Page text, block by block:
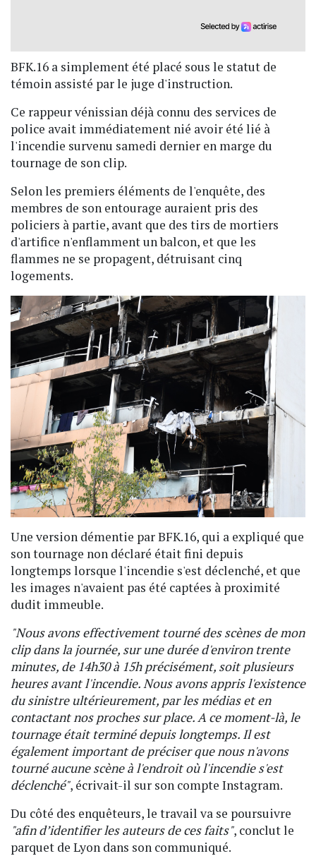
BFK.16 a simplement été placé sous le statut de
témoin assisté par le juge d'instruction.
Ce rappeur vénissian déjà connu des services de
police avait immédiatement nié avoir été lié à
l'incendie survenu samedi dernier en marge du
tournage de son clip.
Selon les premiers éléments de l'enquête, des
membres de son entourage auraient pris des
policiers à partie, avant que des tirs de mortiers
d'artifice n'enflamment un balcon, et que les
flammes ne se propagent, détruisant cinq
logements.
Une version démentie par BFK.16, qui a expliqué que
son tournage non déclaré était fini depuis
longtemps lorsque l'incendie s'est déclenché, et que
les images n'avaient pas été captées à proximité
dudit immeuble.
"Nous avons effectivement tourné des scènes de mon
clip dans la journée, sur une durée d'environ trente
minutes, de 14h30 à 15h précisément, soit plusieurs
heures avant l'incendie. Nous avons appris l'existence
du sinistre ultérieurement, par les médias et en
contactant nos proches sur place. A ce moment-là, le
tournage était terminé depuis longtemps. Il est
également important de préciser que nous n'avons
tourné aucune scène à l'endroit où l'incendie s'est
déclenché", écrivait-il sur son compte Instagram.
Du côté des enquêteurs, le travail va se poursuivre
"afin d’identifier les auteurs de ces faits", conclut le
parquet de Lyon dans son communiqué.